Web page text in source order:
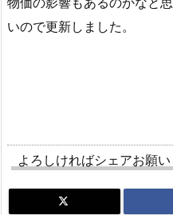
いので更新しました。
よろしければシェアお願